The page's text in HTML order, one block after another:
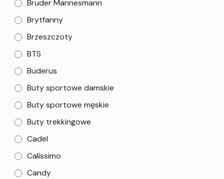
Bruder Mannesmann
Brytfanny
Brzeszczoty
BTS
Buderus
Buty sportowe damskie
Buty sportowe męskie
Buty trekkingowe
Cadel
Calissimo
Candy